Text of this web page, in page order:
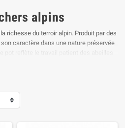
alpins
richesse du terroir alpin. Produit par des
caractère dans une nature préservée
propose une sélection de miels de